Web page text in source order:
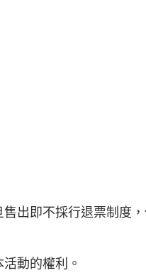
出即不採行退票制度
動的權利。